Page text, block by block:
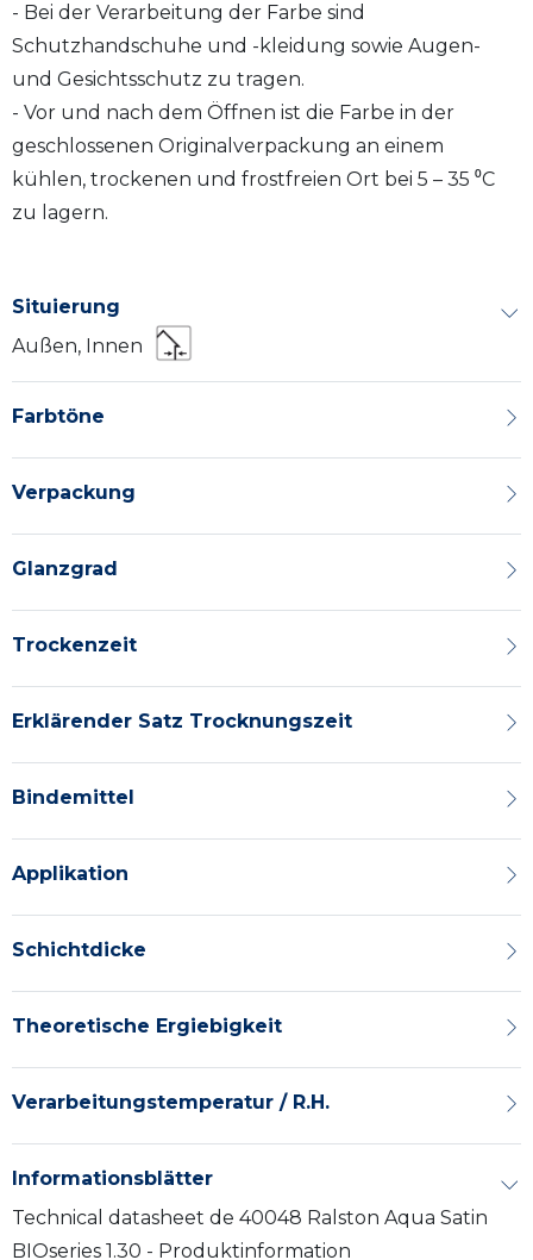
- Bei der Verarbeitung der Farbe sind
Schutzhandschuhe und -kleidung sowie Augen-
und Gesichtsschutz zu tragen.
- Vor und nach dem Öffnen ist die Farbe in der
geschlossenen Originalverpackung an einem
kühlen, trockenen und frostfreien Ort bei 5 – 35 ⁰C
zu lagern.
Situierung
Außen, Innen
Farbtöne
Verpackung
Glanzgrad
Trockenzeit
Erklärender Satz Trocknungszeit
Bindemittel
Applikation
Schichtdicke
Theoretische Ergiebigkeit
Verarbeitungstemperatur / R.H.
Informationsblätter
Technical datasheet de 40048 Ralston Aqua Satin
BIOseries 1.30 - Produktinformation